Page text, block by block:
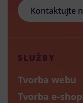
Kontaktujte
SLUŽBY
Tvorba webu
Tvorba e-